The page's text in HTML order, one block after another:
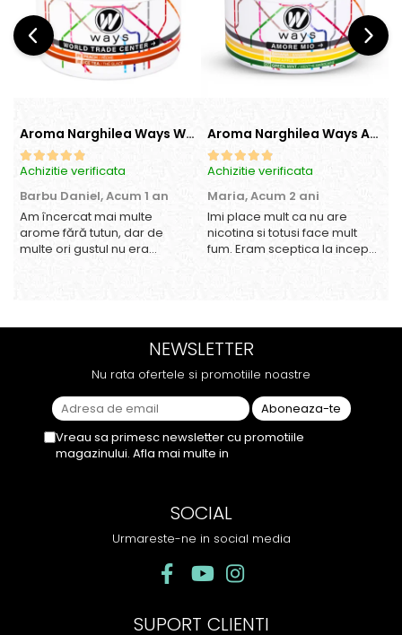
Aroma Narghilea Ways World Trade Center - Piersica cu Ice Tea, 200gr
Achizitie verificata
Barbu Daniel,Acum 1 an
Am încercat mai multe
arome fără tutun, dar de
multe ori gustul nu era
sesiunii. Chiar dacă nu
conține tutun, senzația este la
Aroma Narghilea Ways Amore - Banana, Ananas si Menta, 200gr
Achizitie verificata
Maria,Acum 2 ani
Imi place mult ca nu are
nicotina si totusi face mult
fum. Eram sceptica la inceput,
camera de tutun sau tigara.
NEWSLETTER
Nu rata ofertele si promotiile noastre
Vreau sa primesc newsletter cu promotiile
magazinului. Afla mai multe in
SOCIAL
Urmareste-ne in social media
SUPORT CLIENTI